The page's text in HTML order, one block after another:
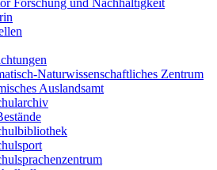
Forschung und Nachhaltigkeit
Naturwissenschaftliches Zentrum
Auslandsamt